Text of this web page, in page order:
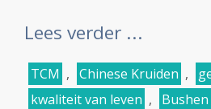
Lees verder ...
TCM , Chinese Kruiden ,
kwaliteit van leven ,